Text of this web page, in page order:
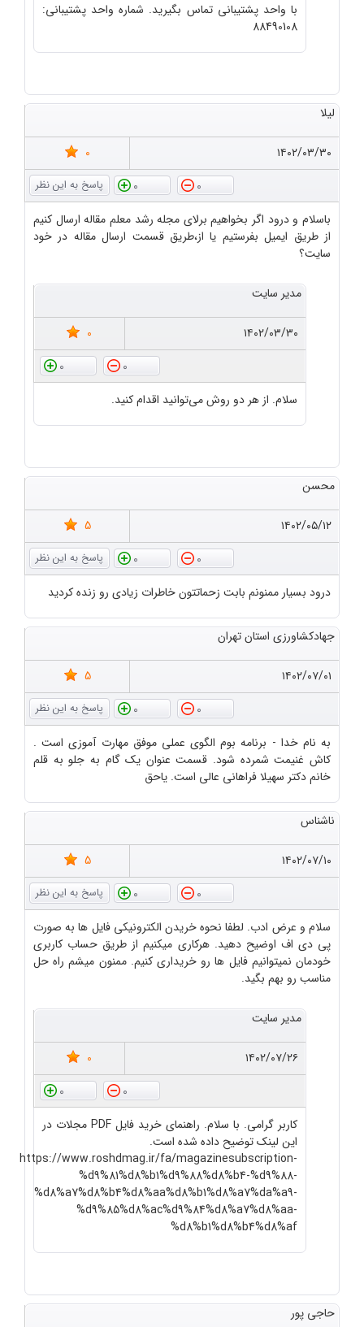
با واحد پشتیبانی تماس بگیرید. شماره واحد پشتیبانی:
88490108
لیلا
۱۴۰۲/۰۳/۳۰
0
0
0
باسلام و درود اگر بخواهیم برلای مجله رشد معلم مقاله ارسال کنیم
از طریق ایمیل بفرستیم یا از،طریق قسمت ارسال مقاله در خود
سایت؟
مدیر سایت
۱۴۰۲/۰۳/۳۰
0
0
0
سلام. از هر دو روش می‌توانید اقدام کنید.
محسن
۱۴۰۲/۰۵/۱۲
5
0
0
درود بسیار ممنونم بابت زحماتتون خاطرات زیادی رو زنده کردید
جهادکشاورزی استان تهران
۱۴۰۲/۰۷/۰۱
5
0
0
به نام خدا - برنامه بوم الگوی عملی موفق مهارت آموزی است .
کاش غنیمت شمرده شود. قسمت عنوان یک گام به جلو به قلم
خانم دکتر سهیلا فراهانی عالی است. یاحق
ناشناس
۱۴۰۲/۰۷/۱۰
5
0
0
سلام و عرض ادب. لطفا نحوه خریدن الکترونیکی فایل ها به صورت
پی دی اف اوضیح دهید. هرکاری میکنیم از طریق حساب کاربری
خودمان نمیتوانیم فایل ها رو خریداری کنیم. ممنون میشم راه حل
مناسب رو بهم بگید.
مدیر سایت
۱۴۰۲/۰۷/۲۶
0
0
0
کاربر گرامی. با سلام. راهنمای خرید فایل PDF مجلات در
این لینک توضیح داده شده است.
https://www.roshdmag.ir/fa/magazinesubscription-
%d9%81%d8%b1%d9%88%d8%b4-%d9%88-
%d8%a7%d8%b4%d8%aa%d8%b1%d8%a7%da%a9-
%d9%85%d8%ac%d9%84%d8%a7%d8%aa-
%d8%b1%d8%b4%d8%af
حاجی پور